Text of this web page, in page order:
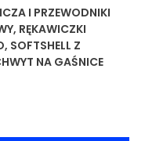
I PRZEWODNIKI
, RĘKAWICZKI
, SOFTSHELL Z
NA GAŚNICE